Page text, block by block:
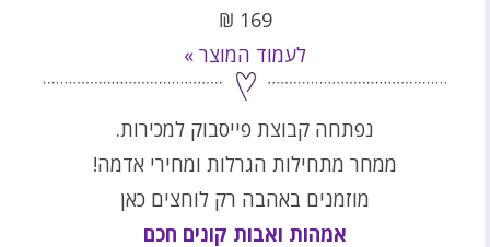
169
₪
לעמוד המוצר »
נפתחה קבוצת פייסבוק למכירות.
ממחר מתחילות הגרלות ומחירי אדמה!
מוזמנים באהבה רק לוחצים כאן
אמהות ואבות קונים חכם